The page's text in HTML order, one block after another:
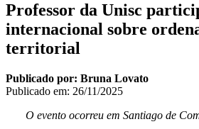
Professor da Unisc
internacional sobre
territorial
Publicado por: Bruna Lovato
Publicado em: 26/11/2025
O evento ocorreu em Santiago de